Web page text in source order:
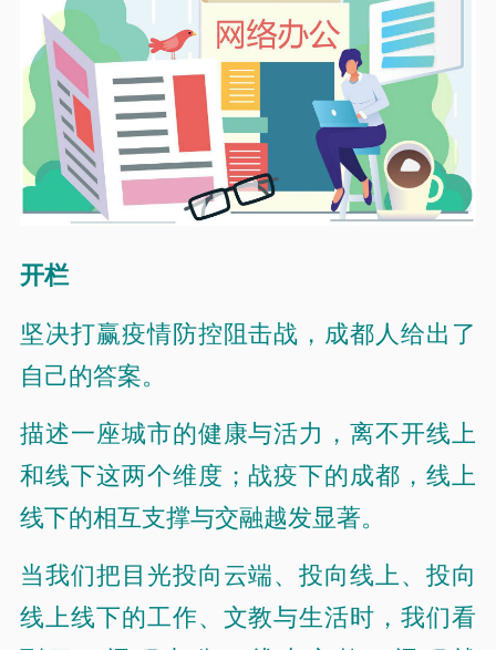
开栏
坚决打赢疫情防控阻击战，成都人给出了
自己的答案。
描述一座城市的健康与活力，离不开线上
和线下这两个维度；战疫下的成都，线上
线下的相互支撑与交融越发显著。
当我们把目光投向云端、投向线上、投向
线上线下的工作、文教与生活时，我们看